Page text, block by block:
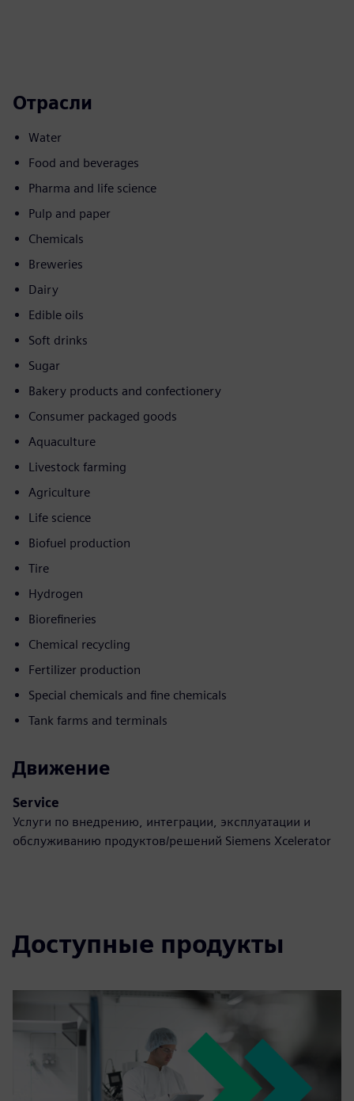
Отрасли
Water
Food and beverages
Pharma and life science
Pulp and paper
Chemicals
Breweries
Dairy
Edible oils
Soft drinks
Sugar
Bakery products and confectionery
Consumer packaged goods
Aquaculture
Livestock farming
Agriculture
Life science
Biofuel production
Tire
Hydrogen
Biorefineries
Chemical recycling
Fertilizer production
Special chemicals and fine chemicals
Tank farms and terminals
Движение
Service
Услуги по внедрению, интеграции, эксплуатации и
обслуживанию продуктов/решений Siemens Xcelerator
Доступные продукты